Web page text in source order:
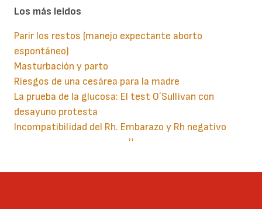
Los más leidos
Parir los restos (manejo expectante aborto
espontáneo)
Masturbación y parto
Riesgos de una cesárea para la madre
La prueba de la glucosa: El test O´Sullivan con
desayuno protesta
Incompatibilidad del Rh. Embarazo y Rh negativo
Siguiente
››